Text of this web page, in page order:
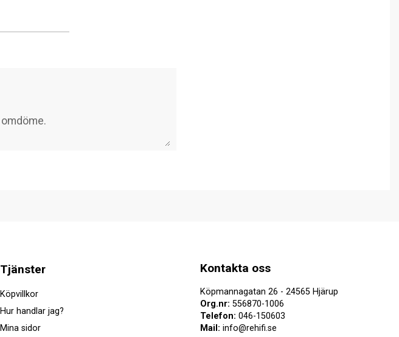
Kontakta oss
Köpmannagatan 26 - 24565 Hjärup
Org.nr: 556870-1006
Telefon: 046-150603
Mail: info@rehifi.se
Tjänster
Köpvillkor
Hur handlar jag?
Mina sidor